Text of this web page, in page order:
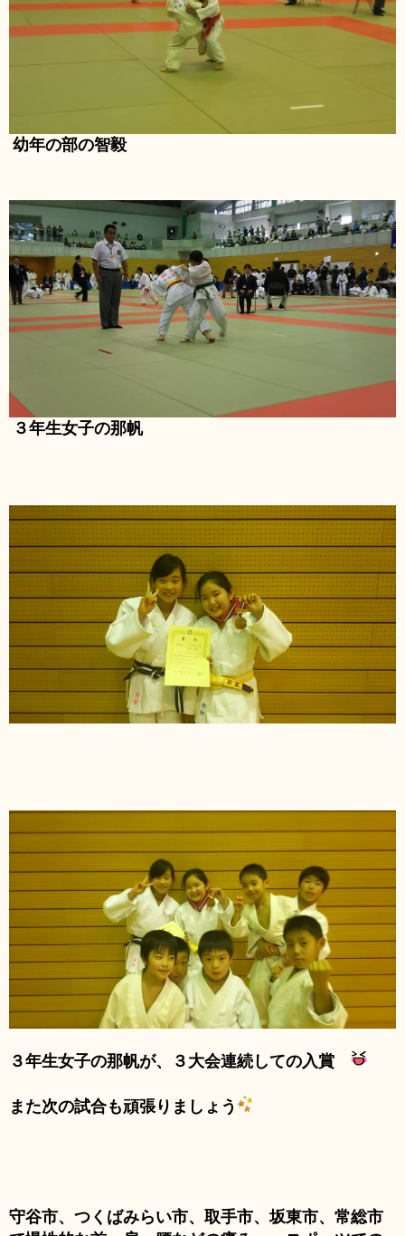
幼年の部の智毅
３年生女子の那帆
３年生女子の那帆が、３大会連続しての入賞
また次の試合も頑張りましょう
守谷市、つくばみらい市、取手市、坂東市、常総市